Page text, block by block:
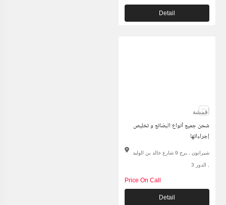
Detail
أقمشة
شحن جميع أنواع البضائع و تخليص
إجراءاتها
شيراتون , برج 9 شارع خالد بن الوليد
, الدور 3
Price On Call
Detail